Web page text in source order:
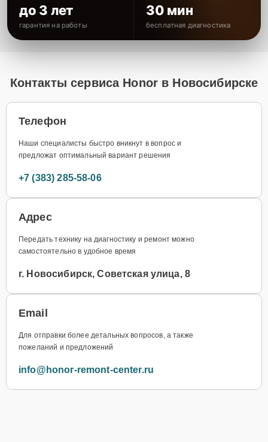
до 3 лет
гарантия на работы
30 мин
бесплатная диагностика
Контакты сервиса Honor в Новосибирске
Телефон
Наши специалисты быстро вникнут в вопрос и
предложат оптимальный вариант решения
+7 (383) 285-58-06
Адрес
Передать технику на диагностику и ремонт можно
самостоятельно в удобное время
г. Новосибирск, Советская улица, 8
Email
Для отправки более детальных вопросов, а также
пожеланий и предложений
info@honor-remont-center.ru